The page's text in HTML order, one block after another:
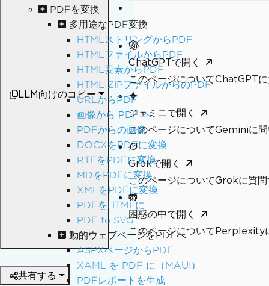
PDFを変換
多用途なPDF変換
HTMLストリングからPDF
HTMLファイルからPDF
HTML要素からPDF
HTML ZIPファイルからのPDF
URLからPDF
画像から PDF へ
PDFからの画像
DOCXをPDFに変換
RTFをPDFに変換
MDをPDFに変換
XMLをPDFに変換
PDFをHTMLに
PDF to SVG
動的ウェブページをPDFへ
ASPXページからPDF
XAML を PDF に（MAUI）
PDFレポートを生成
LLM向けのコピー
ChatGPTで開く
このページについてChatGPT
ジェミニで開く
このページについてGeminiに
Grokで開く
このページについてGrokに質問
困惑の中で開く
このページについてPerplexity
共有する